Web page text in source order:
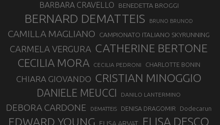
BARBARA CRAVELLO BENEDETTA BROGGI
BERNARD DEMATTEIS BRUNO BRUNOD
CAMILLA MAGLIANO CAMPIONATO ITALIANO SKYRUNNING
CARMELA VERGURA CATHERINE BERTONE
CECILIA MORA CECILIA PEDRONI CHARLOTTE BONIN
CHIARA GIOVANDO CRISTIAN MINOGGIO
DANIELE MEUCCI DANILO LANTERMINO
DEBORA CARDONE DEMATTEIS DENISA DRAGOMIR Dodecarun
EDWARD YOUNG ELISA ARVAT ELISA DESCO